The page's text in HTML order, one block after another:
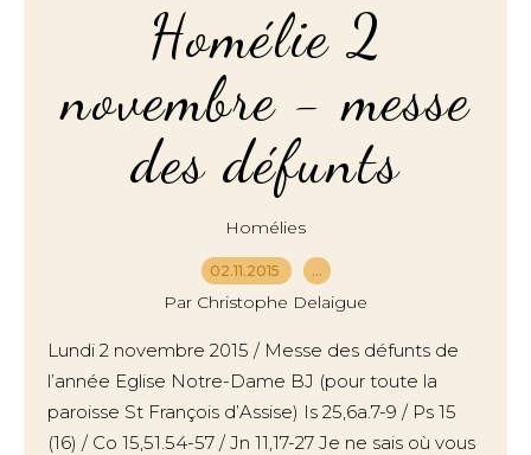
Homélie 2
novembre - messe
des défunts
Homélies
02.11.2015 …
Par Christophe Delaigue
Lundi 2 novembre 2015 / Messe des défunts de
l’année Eglise Notre-Dame BJ (pour toute la
paroisse St François d’Assise) Is 25,6a.7-9 / Ps 15
(16) / Co 15,51.54-57 / Jn 11,17-27 Je ne sais où vous